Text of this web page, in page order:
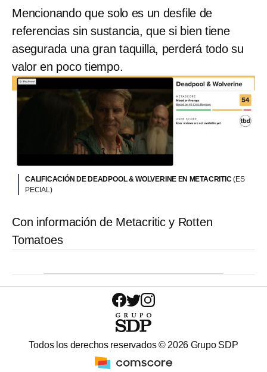
Mencionando que solo es un desfile de
referencias sin sustancia, que si bien tiene
asegurada una gran taquilla, perderá todo su
valor en poco tiempo.
CALIFICACIÓN DE DEADPOOL & WOLVERINE EN METACRITIC(ES
PECIAL)
Con información de Metacritic y Rotten
Tomatoes
Todos los derechos reservados ©2026 Grupo SDP